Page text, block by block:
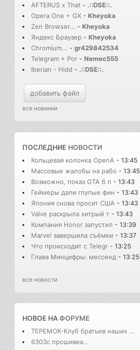
AFTERUS x That - .::DSE::.
Opera One + GX - Kheyoka
Zen Browser... - Kheyoka
Яндекс Браузер - Kheyoka
Chromium... - gr429842534
Telegram + Por - Nemec555
Iberian - Hidd - .::DSE::.
добавить файл
все новинки
ПОСЛЕДНИЕ НОВОСТИ
Кольцевая колонка OpenA - 13:45
Массовые жалобы на рабо - 13:45
Возможно, показ GTA 6 п - 13:43
Геймеры дали глупые фин - 13:43
Япония снова просит США - 13:43
Valve раскрыла хитрый т - 13:43
Компания Honor запустил - 13:39
Marvel завершила съёмки - 13:37
Что происходит с Telegr - 13:25
Глава Минцифры: мессенд - 13:25
все новости
НОВОЕ НАФОРУМЕ
ТЕРЕМОК-Клуб братьев наших ...
6303с прошивка...